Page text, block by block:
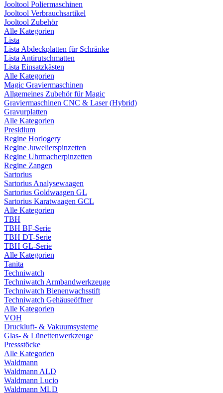
Jooltool Poliermaschinen
Jooltool Verbrauchsartikel
Jooltool Zubehör
Alle Kategorien
Lista
Lista Abdeckplatten für Schränke
Lista Antirutschmatten
Lista Einsatzkästen
Alle Kategorien
Magic Graviermaschinen
Allgemeines Zubehör für Magic
Graviermaschinen CNC & Laser (Hybrid)
Gravurplatten
Alle Kategorien
Presidium
Regine Horlogery
Regine Juwelierspinzetten
Regine Uhrmacherpinzetten
Regine Zangen
Sartorius
Sartorius Analysewaagen
Sartorius Goldwaagen GL
Sartorius Karatwaagen GCL
Alle Kategorien
TBH
TBH BF-Serie
TBH DT-Serie
TBH GL-Serie
Alle Kategorien
Tanita
Techniwatch
Techniwatch Armbandwerkzeuge
Techniwatch Bienenwachsstift
Techniwatch Gehäuseöffner
Alle Kategorien
VOH
Druckluft- & Vakuumsysteme
Glas- & Lünettenwerkzeuge
Pressstöcke
Alle Kategorien
Waldmann
Waldmann ALD
Waldmann Lucio
Waldmann MLD